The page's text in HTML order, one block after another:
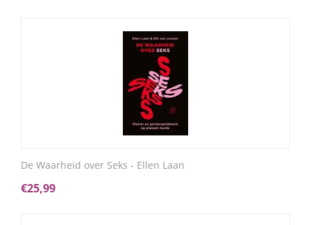
De Waarheid over Seks - Ellen Laan
€25,99